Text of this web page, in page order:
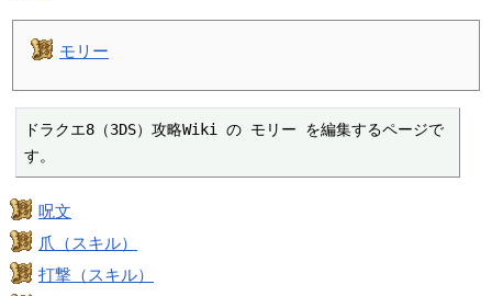
モリー
ドラクエ8（3DS）攻略Wiki の モリー を編集するページで
す。
呪文
爪（スキル）
打撃（スキル）